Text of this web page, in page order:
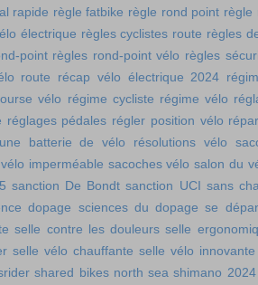
rapide règle fatbike règle rond point règle
électrique règles cyclistes route règles
point règles rond-point vélo règles
route
récap vélo électrique 2024
vélo régime cycliste régime vélo
réglages pédales régler position vélo
batterie de vélo
résolutions vélo
imperméable sacoches vélo salon du
sanction De Bondt sanction UCI sans
dopage sciences du dopage se
selle contre les douleurs selle
selle vélo chauffante selle vélo innovante
shared bikes north sea shimano 2024